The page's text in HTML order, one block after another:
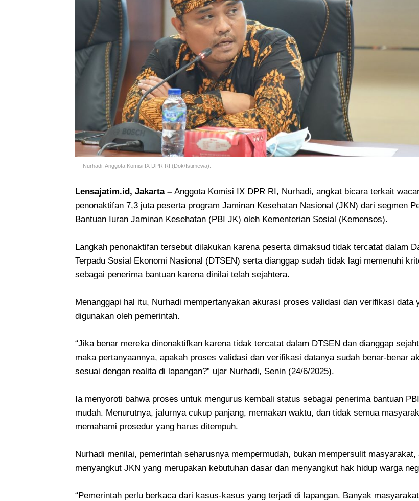
Nurhadi, Anggota Komisi IX DPR RI.(Dok/Istimewa).
Lensajatim.id, Jakarta – Anggota Komisi IX DPR RI, Nurhadi, angkat bicara terkait
penonaktifan 7,3 juta peserta program Jaminan Kesehatan Nasional (JKN) dari segmen
Bantuan Iuran Jaminan Kesehatan (PBI JK) oleh Kementerian Sosial (Kemensos).
Langkah penonaktifan tersebut dilakukan karena peserta dimaksud tidak tercatat dalam
Terpadu Sosial Ekonomi Nasional (DTSEN) serta dianggap sudah tidak lagi memenuhi
sebagai penerima bantuan karena dinilai telah sejahtera.
Menanggapi hal itu, Nurhadi mempertanyakan akurasi proses validasi dan verifikasi data
digunakan oleh pemerintah.
“Jika benar mereka dinonaktifkan karena tidak tercatat dalam DTSEN dan dianggap
maka pertanyaannya, apakah proses validasi dan verifikasi datanya sudah benar-benar
sesuai dengan realita di lapangan?” ujar Nurhadi, Senin (24/6/2025).
Ia menyoroti bahwa proses untuk mengurus kembali status sebagai penerima bantuan
mudah. Menurutnya, jalurnya cukup panjang, memakan waktu, dan tidak semua
memahami prosedur yang harus ditempuh.
Nurhadi menilai, pemerintah seharusnya mempermudah, bukan mempersulit masyarakat,
menyangkut JKN yang merupakan kebutuhan dasar dan menyangkut hak hidup warga
“Pemerintah perlu berkaca dari kasus-kasus yang terjadi di lapangan. Banyak